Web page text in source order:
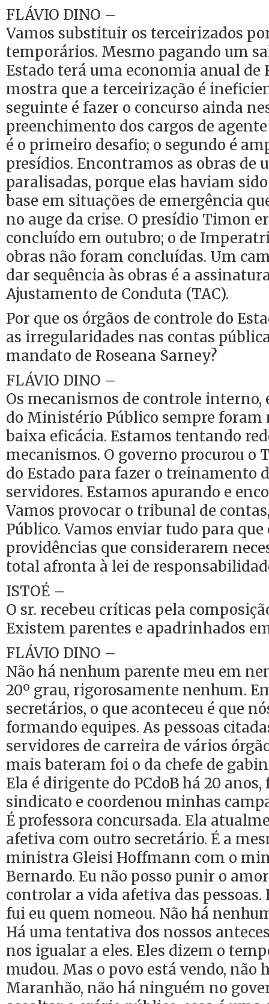
FLÁVIO DINO –
Vamos substituir os terceirizados
temporários. Mesmo pagando um
Estado terá uma economia anual de
mostra que a terceirização é
seguinte é fazer o concurso ainda
preenchimento dos cargos de
é o primeiro desafio; o segundo é
presídios. Encontramos as obras de
paralisadas, porque elas haviam
base em situações de emergência
no auge da crise. O presídio Timon
concluído em outubro; o de
obras não foram concluídas. Um
dar sequência às obras é a
Ajustamento de Conduta (TAC).
Por que os órgãos de controle do
as irregularidades nas contas
mandato de Roseana Sarney?
FLÁVIO DINO –
Os mecanismos de controle interno,
do Ministério Público sempre foram
baixa eficácia. Estamos tentando
mecanismos. O governo procurou o
do Estado para fazer o treinamento
servidores. Estamos apurando e
Vamos provocar o tribunal de
Público. Vamos enviar tudo para
providências que considerarem
total afronta à lei de
ISTOÉ –
O sr. recebeu críticas pela
Existem parentes e apadrinhados
FLÁVIO DINO –
Não há nenhum parente meu em
20º grau, rigorosamente nenhum.
secretários, o que aconteceu é que
formando equipes. As pessoas
servidores de carreira de vários
mais bateram foi o da chefe de
Ela é dirigente do PCdoB há 20
sindicato e coordenou minhas
É professora concursada. Ela
afetiva com outro secretário. É a
ministra Gleisi Hoffmann com o
Bernardo. Eu não posso punir o
controlar a vida afetiva das pessoas.
fui eu quem nomeou. Não há
Há uma tentativa dos nossos
nos igualar a eles. Eles dizem o
mudou. Mas o povo está vendo, não
Maranhão, não há ninguém no